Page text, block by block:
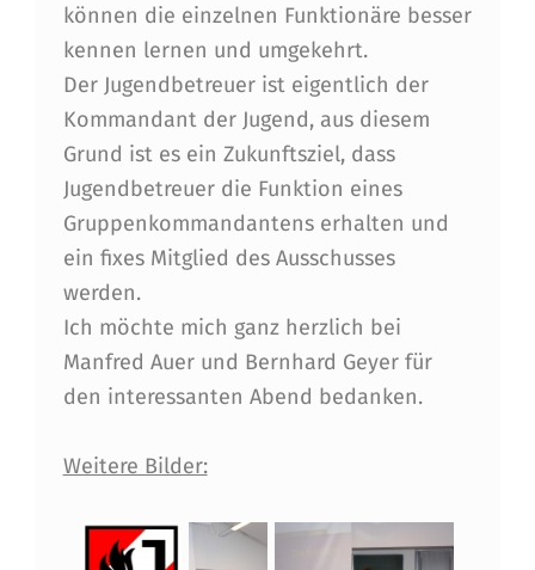
können die einzelnen Funktionäre besser
kennen lernen und umgekehrt.
Der Jugendbetreuer ist eigentlich der
Kommandant der Jugend, aus diesem
Grund ist es ein Zukunftsziel, dass
Jugendbetreuer die Funktion eines
Gruppenkommandantens erhalten und
ein fixes Mitglied des Ausschusses
werden.
Ich möchte mich ganz herzlich bei
Manfred Auer und Bernhard Geyer für
den interessanten Abend bedanken.
Weitere Bilder: